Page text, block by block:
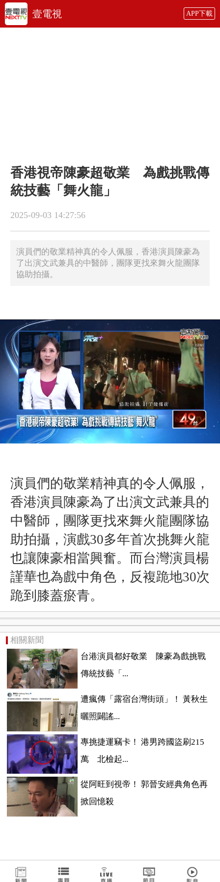
壹電視 APP下載
香港視帝陳豪超敬業 為戲挑戰傳
統技藝「舞火龍」
2025-09-03 14:27:56
演員們的敬業精神真的令人佩服，香港演員陳豪為
了出演文武兼具的中醫師，團隊更找來舞火龍團隊
協助拍攝。
演員們的敬業精神真的令人佩服，
香港演員陳豪為了出演文武兼具的
中醫師，團隊更找來舞火龍團隊協
助拍攝，演戲30多年首次挑舞火龍
也讓陳豪相當興奮。而台灣演員楊
謹華也為戲中角色，反複跪地30次
跪到膝蓋瘀青。
相關新聞
台港演員都好敬業 陳豪為戲挑戰
傳統技藝「...
遭瘋傳「露宿台灣街頭」！ 黃秋生
曬照闢謠...
專挑捷運竊卡！ 港男跨國盜刷215
萬 北檢起...
從阿旺到視帝！ 郭晉安經典角色再
掀回憶殺